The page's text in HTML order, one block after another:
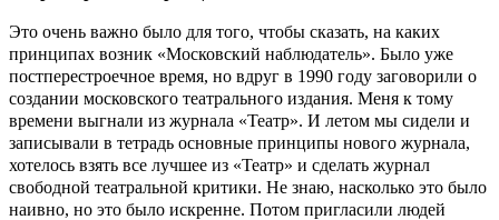
Это очень важно было для того, чтобы сказать, на каких
принципах возник «Московский наблюдатель». Было уже
постперестроечное время, но вдруг в 1990 году заговорили о
создании московского театрального издания. Меня к тому
времени выгнали из журнала «Театр». И летом мы сидели и
записывали в тетрадь основные принципы нового журнала,
хотелось взять все лучшее из «Театр» и сделать журнал
свободной театральной критики. Не знаю, насколько это было
наивно, но это было искренне. Потом пригласили людей